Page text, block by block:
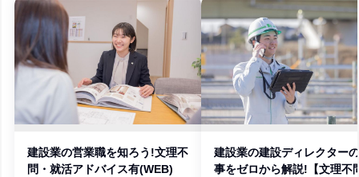
建設業の営業職を知ろう!文理不
問・就活アドバイス有(WEB)
建設業の建設ディレクター
事をゼロから解説!【文理不